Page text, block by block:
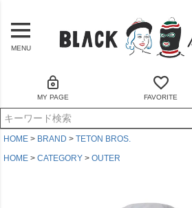
MENU
MY PAGE FAVORITE
HOME BRAND
TETON BROS.
HOME
CATEGORY OUTER